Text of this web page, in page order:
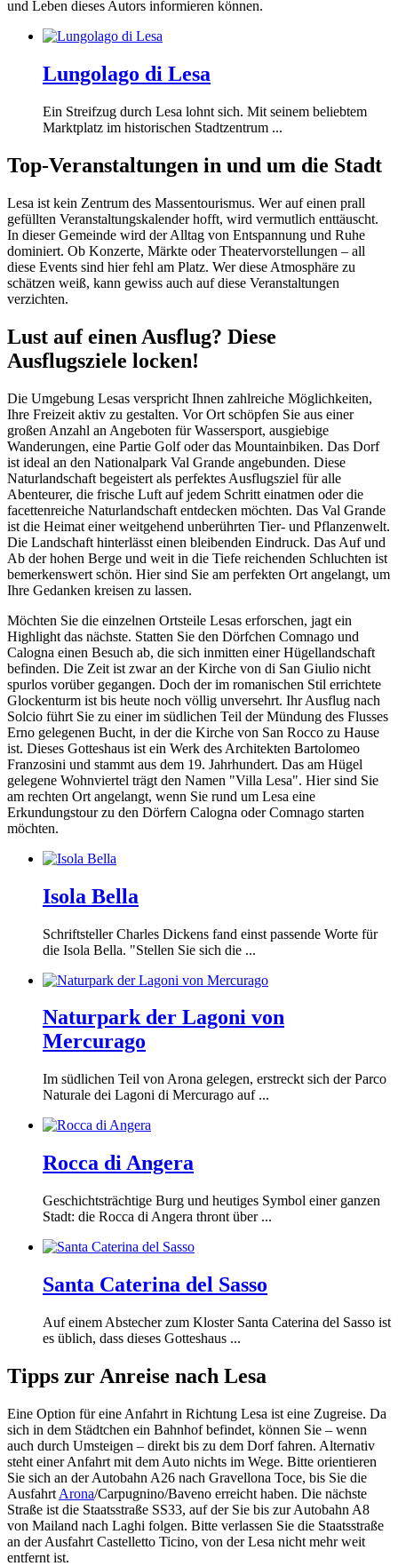
und Leben dieses Autors informieren können.
Lungolago di Lesa
Ein Streifzug durch Lesa lohnt sich. Mit seinem beliebtem
Marktplatz im historischen Stadtzentrum ...
Top-Veranstaltungen in und um die Stadt
Lesa ist kein Zentrum des Massentourismus. Wer auf einen prall
gefüllten Veranstaltungskalender hofft, wird vermutlich enttäuscht.
In dieser Gemeinde wird der Alltag von Entspannung und Ruhe
dominiert. Ob Konzerte, Märkte oder Theatervorstellungen – all
diese Events sind hier fehl am Platz. Wer diese Atmosphäre zu
schätzen weiß, kann gewiss auch auf diese Veranstaltungen
verzichten.
Lust auf einen Ausflug? Diese
Ausflugsziele locken!
Die Umgebung Lesas verspricht Ihnen zahlreiche Möglichkeiten,
Ihre Freizeit aktiv zu gestalten. Vor Ort schöpfen Sie aus einer
großen Anzahl an Angeboten für Wassersport, ausgiebige
Wanderungen, eine Partie Golf oder das Mountainbiken. Das Dorf
ist ideal an den Nationalpark Val Grande angebunden. Diese
Naturlandschaft begeistert als perfektes Ausflugsziel für alle
Abenteurer, die frische Luft auf jedem Schritt einatmen oder die
facettenreiche Naturlandschaft entdecken möchten. Das Val Grande
ist die Heimat einer weitgehend unberührten Tier- und Pflanzenwelt.
Die Landschaft hinterlässt einen bleibenden Eindruck. Das Auf und
Ab der hohen Berge und weit in die Tiefe reichenden Schluchten ist
bemerkenswert schön. Hier sind Sie am perfekten Ort angelangt, um
Ihre Gedanken kreisen zu lassen.
Möchten Sie die einzelnen Ortsteile Lesas erforschen, jagt ein
Highlight das nächste. Statten Sie den Dörfchen Comnago und
Calogna einen Besuch ab, die sich inmitten einer Hügellandschaft
befinden. Die Zeit ist zwar an der Kirche von di San Giulio nicht
spurlos vorüber gegangen. Doch der im romanischen Stil errichtete
Glockenturm ist bis heute noch völlig unversehrt. Ihr Ausflug nach
Solcio führt Sie zu einer im südlichen Teil der Mündung des Flusses
Erno gelegenen Bucht, in der die Kirche von San Rocco zu Hause
ist. Dieses Gotteshaus ist ein Werk des Architekten Bartolomeo
Franzosini und stammt aus dem 19. Jahrhundert. Das am Hügel
gelegene Wohnviertel trägt den Namen "Villa Lesa". Hier sind Sie
am rechten Ort angelangt, wenn Sie rund um Lesa eine
Erkundungstour zu den Dörfern Calogna oder Comnago starten
möchten.
Isola Bella
Schriftsteller Charles Dickens fand einst passende Worte für
die Isola Bella. "Stellen Sie sich die ...
Naturpark der Lagoni von
Mercurago
Im südlichen Teil von Arona gelegen, erstreckt sich der Parco
Naturale dei Lagoni di Mercurago auf ...
Rocca di Angera
Geschichtsträchtige Burg und heutiges Symbol einer ganzen
Stadt: die Rocca di Angera thront über ...
Santa Caterina del Sasso
Auf einem Abstecher zum Kloster Santa Caterina del Sasso ist
es üblich, dass dieses Gotteshaus ...
Tipps zur Anreise nach Lesa
Eine Option für eine Anfahrt in Richtung Lesa ist eine Zugreise. Da
sich in dem Städtchen ein Bahnhof befindet, können Sie – wenn
auch durch Umsteigen – direkt bis zu dem Dorf fahren. Alternativ
steht einer Anfahrt mit dem Auto nichts im Wege. Bitte orientieren
Sie sich an der Autobahn A26 nach Gravellona Toce, bis Sie die
Ausfahrt Arona/Carpugnino/Baveno erreicht haben. Die nächste
Straße ist die Staatsstraße SS33, auf der Sie bis zur Autobahn A8
von Mailand nach Laghi folgen. Bitte verlassen Sie die Staatsstraße
an der Ausfahrt Castelletto Ticino, von der Lesa nicht mehr weit
entfernt ist.